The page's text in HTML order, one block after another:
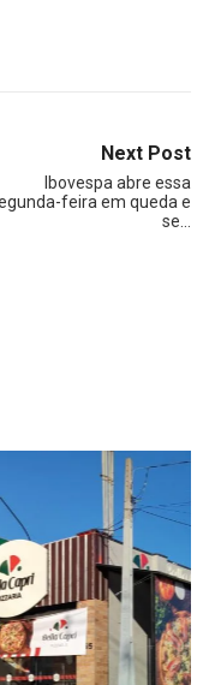
Next Post
Ibovespa abre essa
feira em queda e
se…